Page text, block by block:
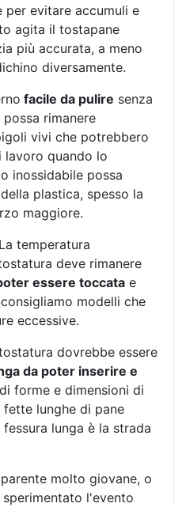
evitare accumuli e
agita il tostapane
più accurata, a meno
diversamente.
facile da pulire senza
rimanere
vivi che potrebbero
quando lo
inossidabile possa
plastica, spesso la
maggiore.
temperatura
deve rimanere
essere toccata e
modelli che
eccessive.
dovrebbe essere
da poter inserire e
forme e dimensioni di
lunghe di pane
lunga è la strada
molto giovane, o
l'evento